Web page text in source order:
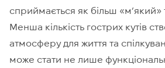
сприймається як більш «м’який»
Менша кількість гострих кутів
атмосферу для життя та
може стати не лише